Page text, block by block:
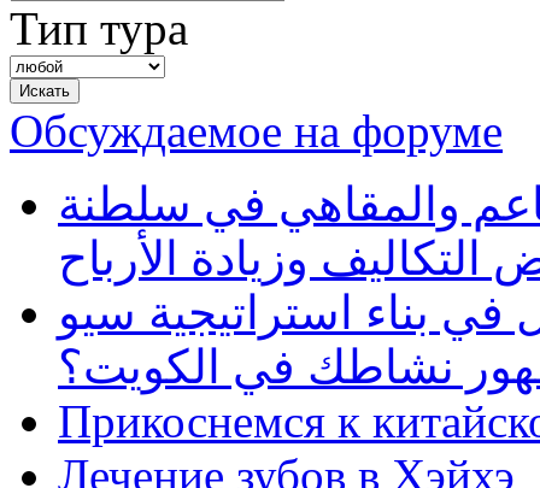
Тип тура
Обсуждаемое на форуме
والمقاهي في سلطنة
وزيادة الأرباح
بناء استراتيجية سيو
نشاطك في الكويت؟
Прикоснемся к
Лечение зубов в Хэйхэ